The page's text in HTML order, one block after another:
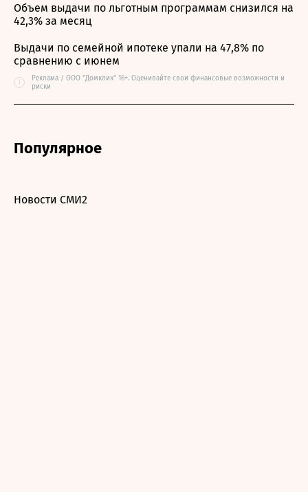
Объем выдачи по льготным программам снизился на
42,3% за месяц
Выдачи по семейной ипотеке упали на 47,8% по
сравнению с июнем
i
Реклама / ООО "Домклик" 16+. Оценивайте свои финансовые возможности и
риски
Популярное
Новости СМИ2